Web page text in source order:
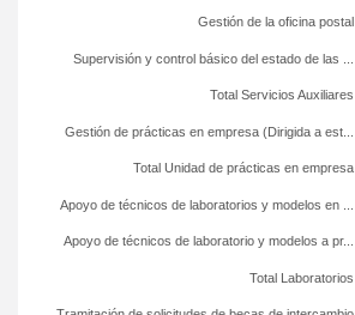
Total Laboratorios
Apoyo de técnicos de laboratorio y modelos a pr...
Apoyo de técnicos de laboratorios y modelos en ...
Total Unidad de prácticas en empresa
Gestión de prácticas en empresa (Dirigida a est...
Total Servicios Auxiliares
Supervisión y control básico del estado de las ...
Gestión de la oficina postal